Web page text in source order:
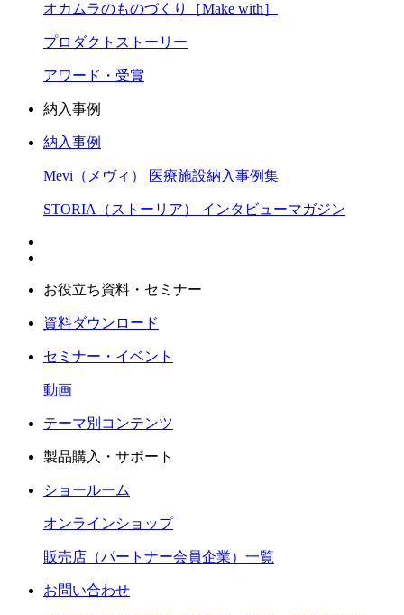
オカムラのものづくり［Make with］
プロダクトストーリー
アワード・受賞
納入事例
納入事例
Mevi（メヴィ） 医療施設納入事例集
STORIA（ストーリア） インタビューマガジン
お役立ち資料・セミナー
資料ダウンロード
セミナー・イベント
動画
テーマ別コンテンツ
製品購入・サポート
ショールーム
オンラインショップ
販売店（パートナー会員企業）一覧
お問い合わせ